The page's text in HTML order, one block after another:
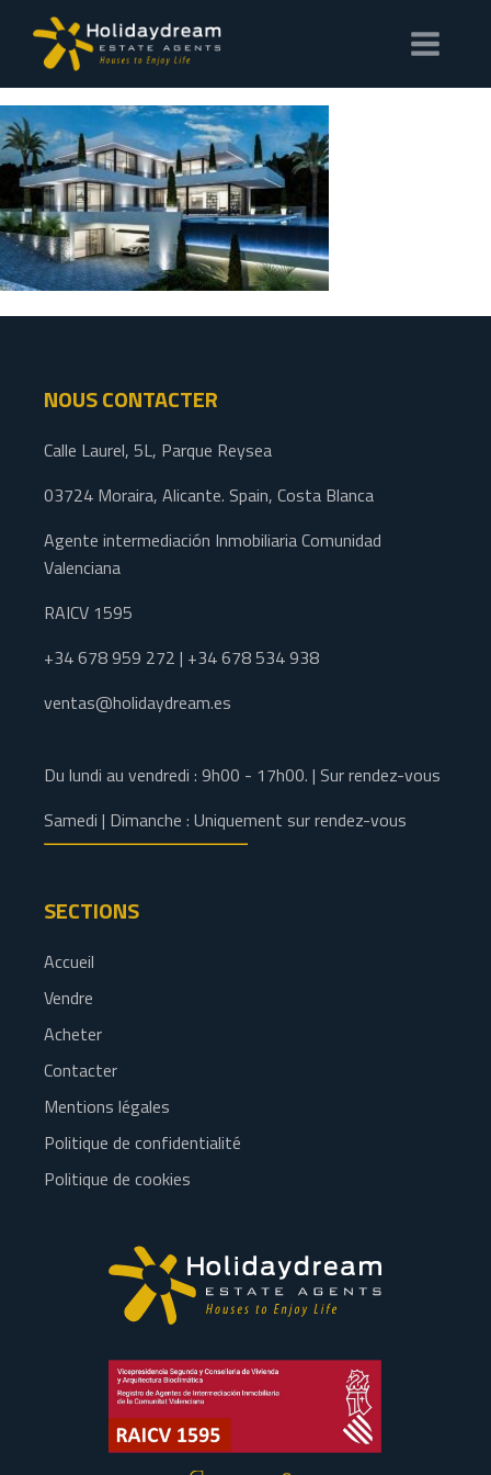
NOUS CONTACTER
Calle Laurel, 5L, Parque Reysea
03724 Moraira, Alicante. Spain, Costa Blanca
Agente intermediación Inmobiliaria Comunidad
Valenciana
RAICV 1595
+34 678 959 272 | +34 678 534 938
ventas@holidaydream.es
Du lundi au vendredi : 9h00 - 17h00. | Sur rendez-vous
Samedi | Dimanche : Uniquement sur rendez-vous
SECTIONS
Accueil
Vendre
Acheter
Contacter
Mentions légales
Politique de confidentialité
Politique de cookies